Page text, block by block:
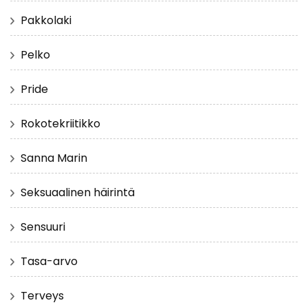
Pakkolaki
Pelko
Pride
Rokotekriitikko
Sanna Marin
Seksuaalinen häirintä
Sensuuri
Tasa-arvo
Terveys